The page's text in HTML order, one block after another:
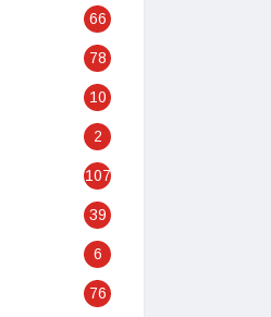
66
78
10
2
107
39
6
76